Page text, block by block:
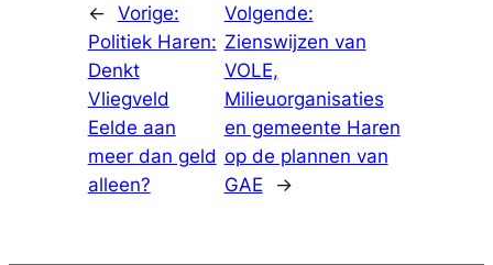
← Vorige:
Politiek Haren:
Denkt
Vliegveld
Eelde aan
meer dan geld
alleen?
Volgende:
Zienswijzen van
VOLE,
Milieuorganisaties
en gemeente Haren
op de plannen van
GAE
→